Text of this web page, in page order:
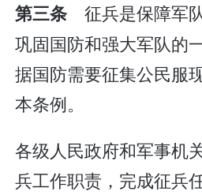
第三条 征兵是保障军
巩固国防和强大军队的
据国防需要征集公民服
本条例。
各级人民政府和军事机
兵工作职责，完成征兵任